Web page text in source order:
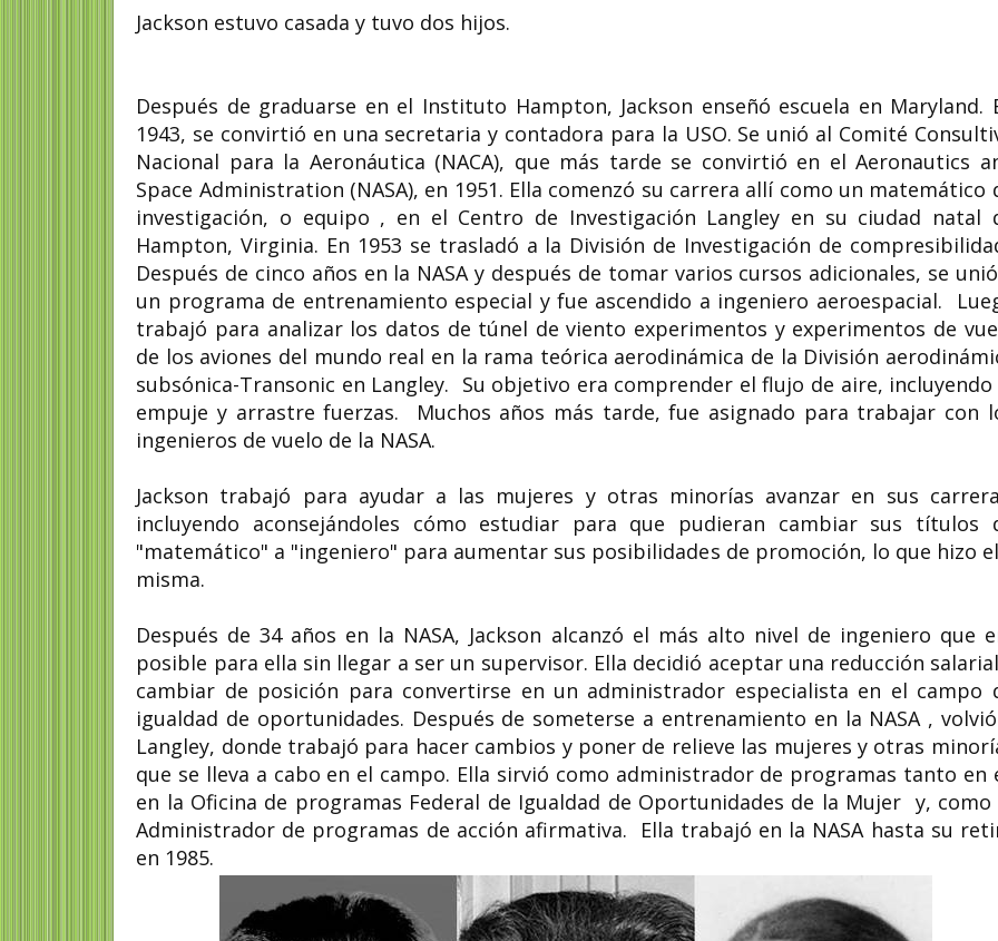
Jackson estuvo casada y tuvo dos hijos.
Después de graduarse en el Instituto Hampton, Jackson enseñó escuela en Maryland.
1943, se convirtió en una secretaria y contadora para la USO. Se unió al Comité
Nacional para la Aeronáutica (NACA), que más tarde se convirtió en el Aeronautics
Space Administration (NASA), en 1951. Ella comenzó su carrera allí como un matemático
investigación, o equipo , en el Centro de Investigación Langley en su ciudad natal
Hampton, Virginia. En 1953 se trasladó a la División de Investigación de
Después de cinco años en la NASA y después de tomar varios cursos adicionales, se
un programa de entrenamiento especial y fue ascendido a ingeniero aeroespacial.
trabajó para analizar los datos de túnel de viento experimentos y experimentos de
de los aviones del mundo real en la rama teórica aerodinámica de la División
subsónica-Transonic en Langley. Su objetivo era comprender el flujo de aire, incluyendo
empuje y arrastre fuerzas. Muchos años más tarde, fue asignado para trabajar con
ingenieros de vuelo de la NASA.
Jackson trabajó para ayudar a las mujeres y otras minorías avanzar en sus
incluyendo aconsejándoles cómo estudiar para que pudieran cambiar sus títulos
"matemático" a "ingeniero" para aumentar sus posibilidades de promoción, lo que hizo
misma.
Después de 34 años en la NASA, Jackson alcanzó el más alto nivel de ingeniero que
posible para ella sin llegar a ser un supervisor. Ella decidió aceptar una reducción
cambiar de posición para convertirse en un administrador especialista en el campo
igualdad de oportunidades. Después de someterse a entrenamiento en la NASA ,
Langley, donde trabajó para hacer cambios y poner de relieve las mujeres y otras
que se lleva a cabo en el campo. Ella sirvió como administrador de programas tanto en
en la Oficina de programas Federal de Igualdad de Oportunidades de la Mujer y, como
Administrador de programas de acción afirmativa. Ella trabajó en la NASA hasta su
en 1985.